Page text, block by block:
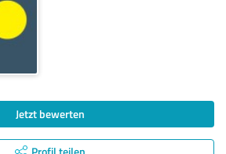
Jetzt bewerten
Profil teilen